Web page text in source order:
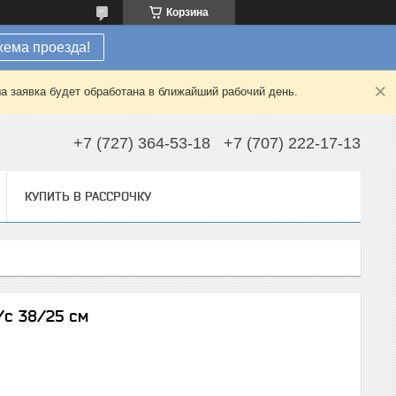
Корзина
проезда!
будет обработана в ближайший рабочий день.
+7 (727) 364-53-18 +7 (707) 222-17-13
КУПИТЬ В РАССРОЧКУ
с 38/25 см